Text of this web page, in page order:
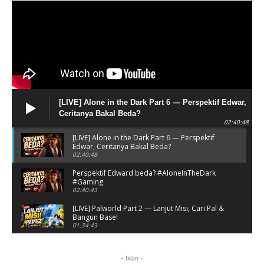
[LIVE] Alone in the Dark Part 6 — Perspektif Edwar,
Ceritanya Bakal Beda?
02:40:48
[LIVE] Alone in the Dark Part 6 — Perspektif
Edwar, Ceritanya Bakal Beda?
02:40:48
Perspektif Edward beda? #AloneInTheDark
#Gaming
02:40:43
[LIVE] Palworld Part 2 — Lanjut Misi, Cari Pal &
Bangun Base!
01:34:43
- Iklan -